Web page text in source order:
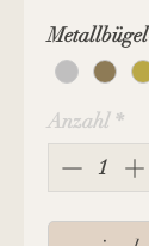
Anzahl *